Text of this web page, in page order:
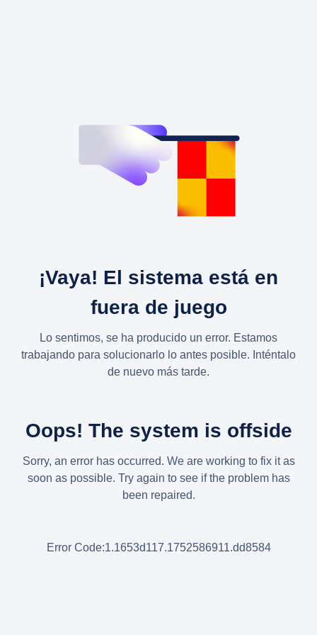
¡Vaya! El sistema está en
fuera de juego
Lo sentimos, se ha producido un error. Estamos
trabajando para solucionarlo lo antes posible. Inténtalo
de nuevo más tarde.
Oops! The system is offside
Sorry, an error has occurred. We are working to fix it as
soon as possible. Try again to see if the problem has
been repaired.
Error Code:1.1653d117.1752586911.dd8584